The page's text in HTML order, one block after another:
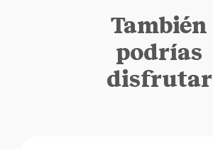
También
podrías
disfrutar